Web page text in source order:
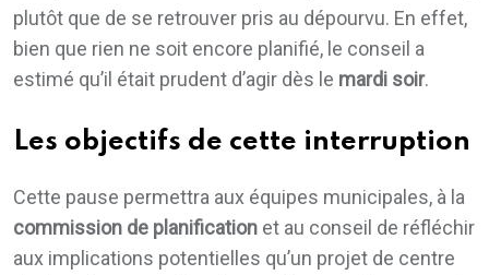
plutôt que de se retrouver pris au dépourvu. En effet,
bien que rien ne soit encore planifié, le conseil a
estimé qu’il était prudent d’agir dès le mardi soir.
Les objectifs de cette interruption
Cette pause permettra aux équipes municipales, à la
commission de planification et au conseil de réfléchir
aux implications potentielles qu’un projet de centre